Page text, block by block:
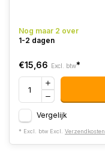
Nog maar 2 over
1-2 dagen
€15,66 Excl. btw*
Vergelijk
* Excl. btw Excl. Verzendkosten